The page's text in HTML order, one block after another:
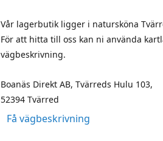
Vår lagerbutik ligger i natursköna
För att hitta till oss kan ni använda
vägbeskrivning.
Boanäs Direkt AB, Tvärreds Hulu 103,
52394 Tvärred
Få vägbeskrivning